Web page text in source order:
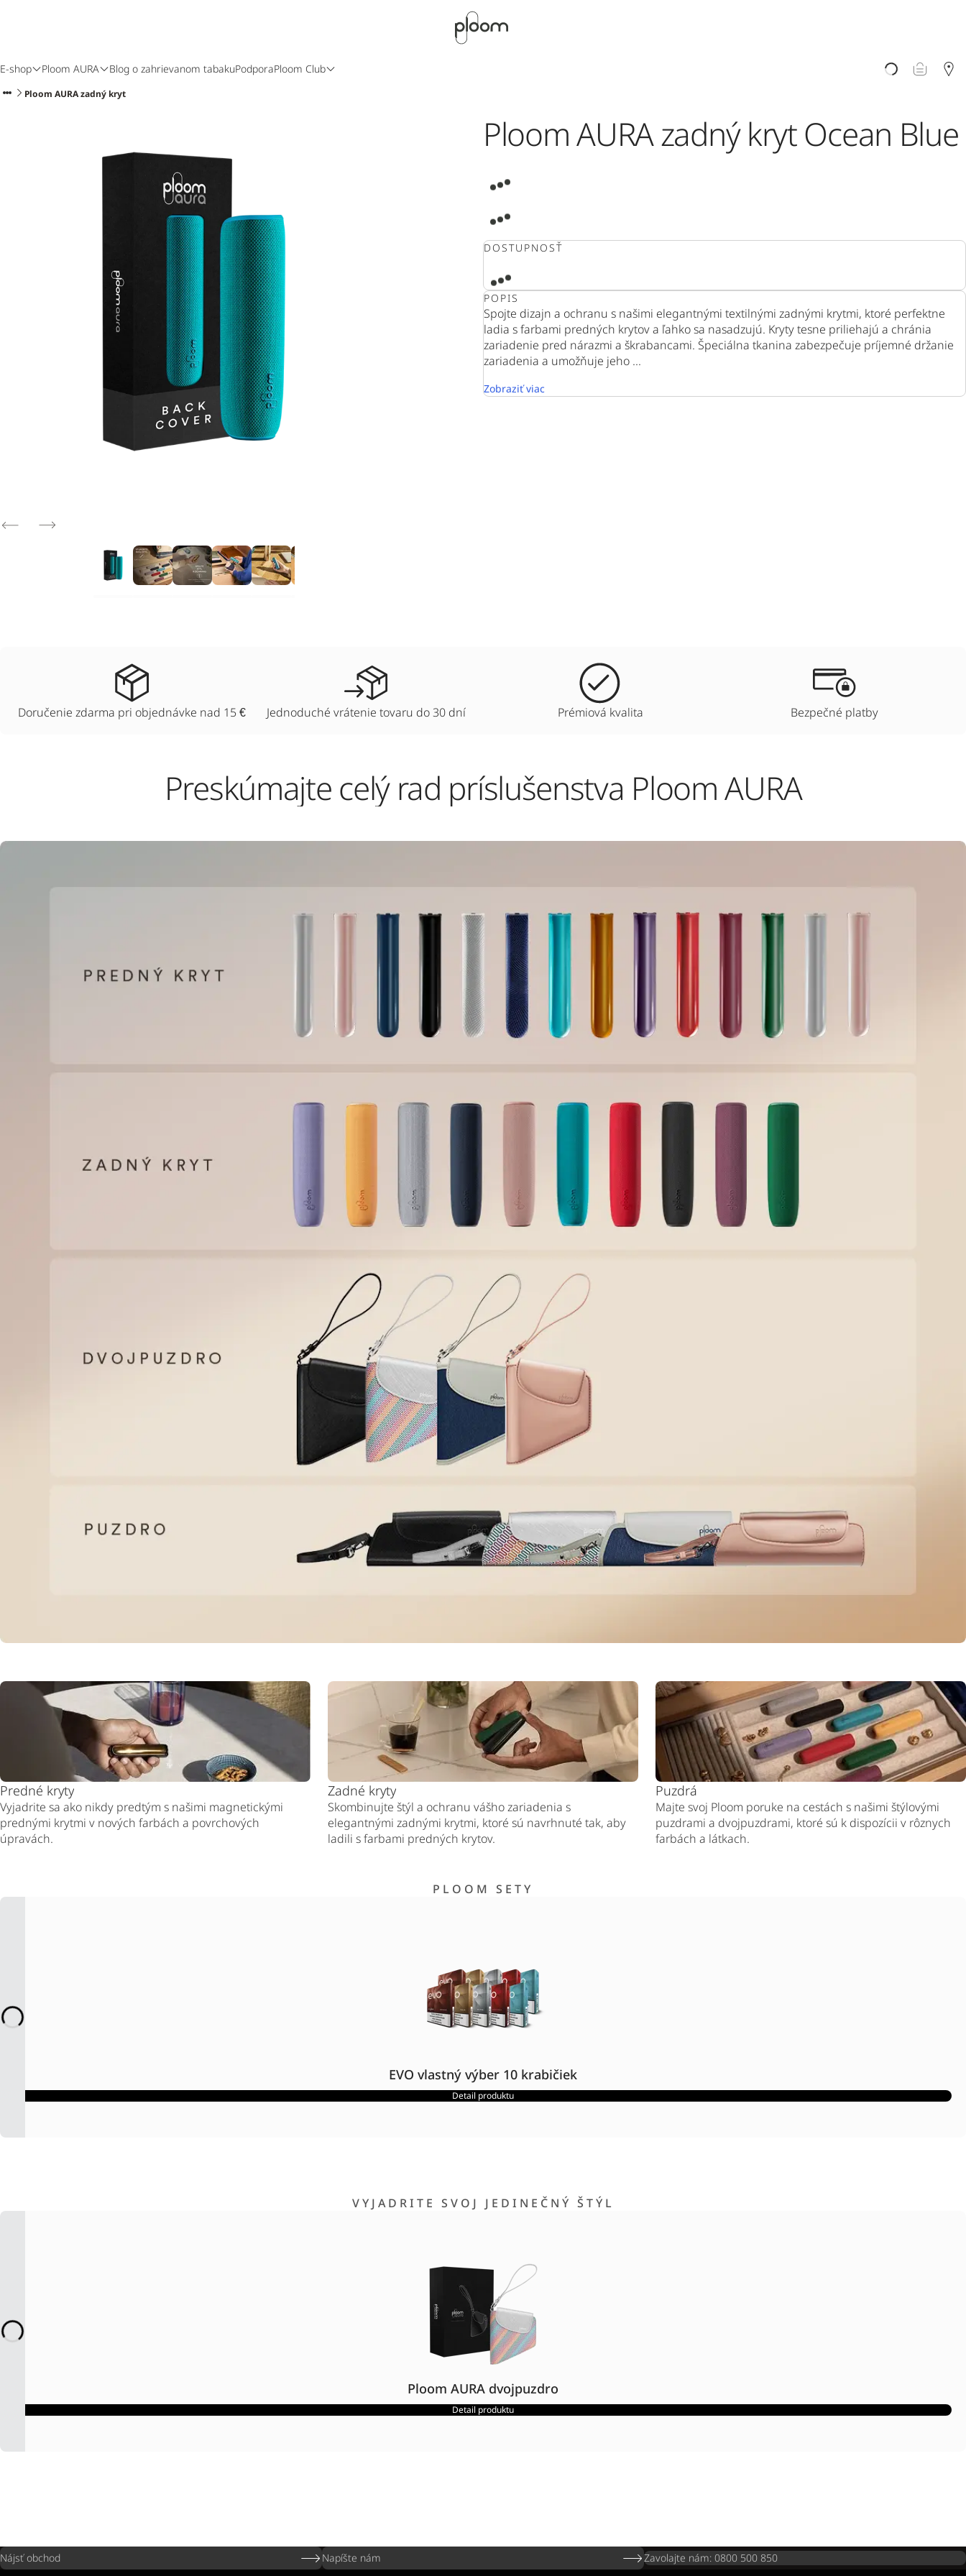
E-shop Ploom AURA Blog o zahrievanom tabakuPodporaPloom Club
Ploom AURA zadný kryt
Ploom AURA zadný kryt Ocean Blue
DOSTUPNOSŤ
POPIS
Spojte dizajn a ochranu s našimi elegantnými textilnými zadnými krytmi, ktoré perfektne
ladia s farbami predných krytov a ľahko sa nasadzujú. Kryty tesne priliehajú a chránia
zariadenie pred nárazmi a škrabancami. Špeciálna tkanina zabezpečuje príjemné držanie
zariadenia a umožňuje jeho ...
Zobraziť viac
Doručenie zdarma pri objednávke nad 15 € Jednoduché vrátenie tovaru do 30 dní Prémiová kvalita Bezpečné platby
Preskúmajte celý rad príslušenstva Ploom AURA
Predné kryty
Vyjadrite sa ako nikdy predtým s našimi magnetickými
prednými krytmi v nových farbách a povrchových
úpravách.
Zadné kryty
Skombinujte štýl a ochranu vášho zariadenia s
elegantnými zadnými krytmi, ktoré sú navrhnuté tak, aby
ladili s farbami predných krytov.
Puzdrá
Majte svoj Ploom poruke na cestách s našimi štýlovými
puzdrami a dvojpuzdrami, ktoré sú k dispozícii v rôznych
farbách a látkach.
PLOOM SETY
EVO vlastný výber 10 krabičiek
Detail produktu
VYJADRITE SVOJ JEDINEČNÝ ŠTÝL
Ploom AURA dvojpuzdro
Detail produktu
Nájsť obchod Napíšte nám Zavolajte nám: 0800 500 850